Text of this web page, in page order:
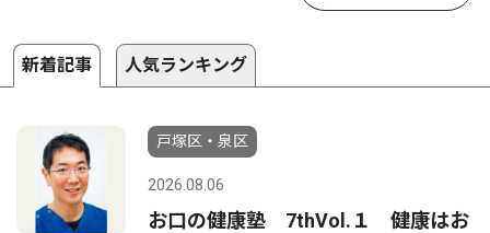
新着記事 人気ランキング
戸塚区・泉区
2026.08.06
お口の健康塾 7thVol.１ 健康はお